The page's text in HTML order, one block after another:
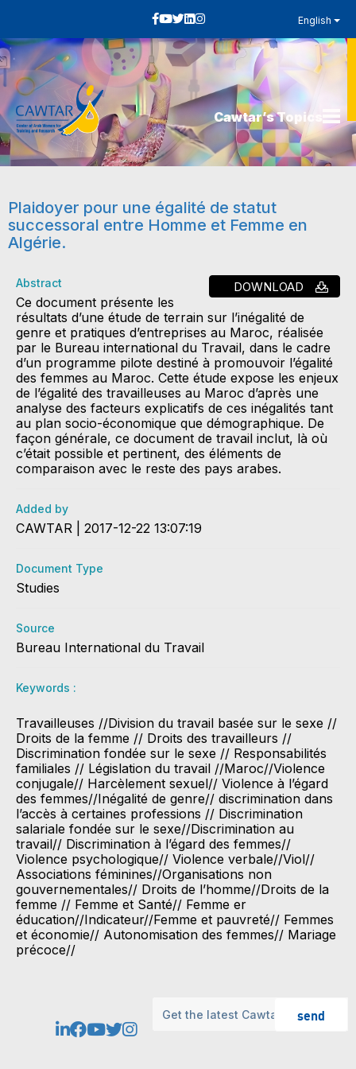
English
Cawtar’s Topics
Plaidoyer pour une égalité de statut
successoral entre Homme et Femme en
Algérie.
DOWNLOAD
Abstract
Ce document présente les
résultats d’une étude de terrain sur l’inégalité de
genre et pratiques d’entreprises au Maroc, réalisée
par le Bureau international du Travail, dans le cadre
d’un programme pilote destiné à promouvoir l’égalité
des femmes au Maroc. Cette étude expose les enjeux
de l’égalité des travailleuses au Maroc d’après une
analyse des facteurs explicatifs de ces inégalités tant
au plan socio-économique que démographique. De
façon générale, ce document de travail inclut, là où
c’était possible et pertinent, des éléments de
comparaison avec le reste des pays arabes.
Added by
CAWTAR | 2017-12-22 13:07:19
Document Type
Studies
Source
Bureau International du Travail
Keywords :
Travailleuses //Division du travail basée sur le sexe //
Droits de la femme // Droits des travailleurs //
Discrimination fondée sur le sexe // Responsabilités
familiales // Législation du travail //Maroc//Violence
conjugale// Harcèlement sexuel// Violence à l’égard
des femmes//Inégalité de genre// discrimination dans
l’accès à certaines professions // Discrimination
salariale fondée sur le sexe//Discrimination au
travail// Discrimination à l’égard des femmes//
Violence psychologique// Violence verbale//Viol//
Associations féminines//Organisations non
gouvernementales// Droits de l’homme//Droits de la
femme // Femme et Santé// Femme er
éducation//Indicateur//Femme et pauvreté// Femmes
et économie// Autonomisation des femmes// Mariage
précoce//
send